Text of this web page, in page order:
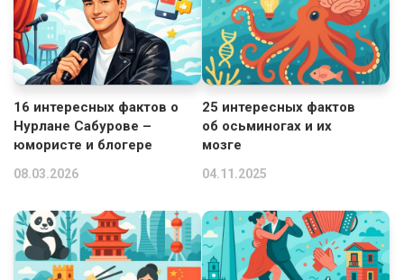
16 интересных фактов о
Нурлане Сабурове –
юмористе и блогере
08.03.2026
25 интересных фактов
об осьминогах и их
мозге
04.11.2025